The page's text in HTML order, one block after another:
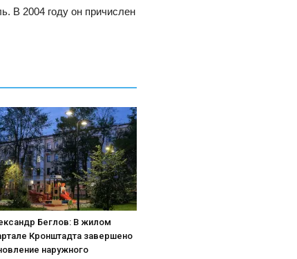
В 2004 году он причислен
Беглов: В жилом
Кронштадта завершено
наружного